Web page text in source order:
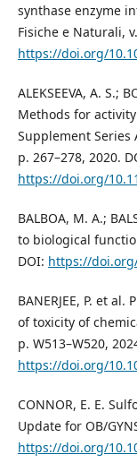
synthase enzyme
Fisiche e Naturali,
https://doi.org/
ALEKSEEVA, A. S.;
Methods for
Supplement Series
p. 267–278, 2020.
https://doi.org/
BALBOA, M. A.;
to biological
DOI: https://
BANERJEE, P. et
of toxicity of
p. W513–W520,
https://doi.org/
CONNOR, E. E.
Update for OB/
https://doi.org/